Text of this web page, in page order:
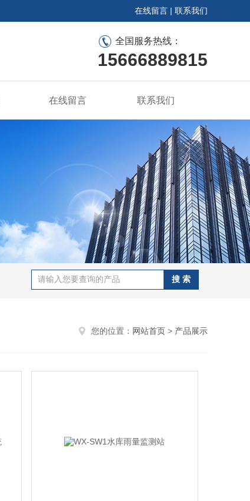
在线留言 | 联系我们
全国服务热线：
15666889815
在线留言 联系我们
您的位置： 网站首页 > 产品展示